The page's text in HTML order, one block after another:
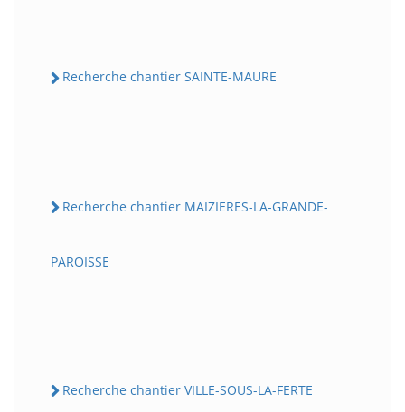
Recherche chantier SAINTE-MAURE
Recherche chantier MAIZIERES-LA-GRANDE-
PAROISSE
Recherche chantier VILLE-SOUS-LA-FERTE